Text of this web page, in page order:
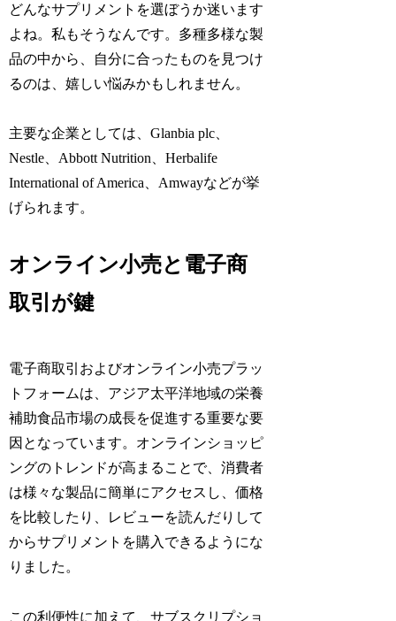
どんなサプリメントを選ぼうか迷います
よね。私もそうなんです。多種多様な製
品の中から、自分に合ったものを見つけ
るのは、嬉しい悩みかもしれません。
主要な企業としては、Glanbia plc、
Nestle、Abbott Nutrition、Herbalife
International of America、Amwayなどが挙
げられます。
オンライン小売と電子商
取引が鍵
電子商取引およびオンライン小売プラッ
トフォームは、アジア太平洋地域の栄養
補助食品市場の成長を促進する重要な要
因となっています。オンラインショッピ
ングのトレンドが高まることで、消費者
は様々な製品に簡単にアクセスし、価格
を比較したり、レビューを読んだりして
からサプリメントを購入できるようにな
りました。
この利便性に加えて、サブスクリプショ